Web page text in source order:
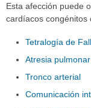
Esta afección puede
cardíacos congénitos
Tetralogía de
Atresia pulmonar
Tronco arterial
Comunicación